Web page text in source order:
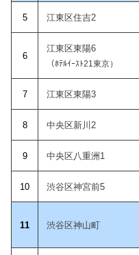
5 江東区住吉2
6
江東区東陽6
（ﾎﾃﾙｲｰｽﾄ21東京）
7 江東区東陽3
8 中央区新川2
9 中央区八重洲1
10 渋谷区神宮前5
11 渋谷区神山町